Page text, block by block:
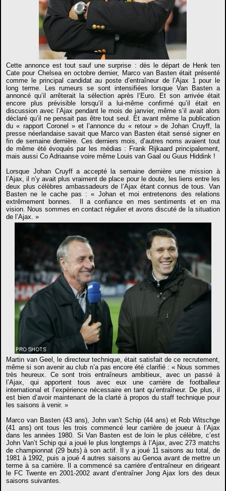
Cette annonce est tout sauf une surprise : dès le départ de Henk ten
Cate pour Chelsea en octobre dernier, Marco van Basten était présenté
comme le principal candidat au poste d’entraîneur de l’Ajax 1 pour le
long terme. Les rumeurs se sont intensifiées lorsque Van Basten a
annoncé qu’il arrêterait la sélection après l’Euro. Et son arrivée était
encore plus prévisible lorsqu’il a lui-même confirmé qu’il était en
discussion avec l’Ajax pendant le mois de janvier, même s’il avait alors
déclaré qu’il ne pensait pas être tout seul. Et avant même la publication
du « rapport Coronel » et l’annonce du « retour » de Johan Cruyff, la
presse néerlandaise savait que Marco van Basten était sensé signer en
fin de semaine dernière. Ces derniers mois, d’autres noms avaient tout
de même été évoqués par les médias : Frank Rijkaard principalement,
mais aussi Co Adriaanse voire même Louis van Gaal ou Guus Hiddink !
Lorsque Johan Cruyff a accepté la semaine dernière une mission à
l’Ajax, il n’y avait plus vraiment de place pour le doute, les liens entre les
deux plus célèbres ambassadeurs de l’Ajax étant connus de tous. Van
Basten ne le cache pas : « Johan et moi entretenons des relations
extrêmement bonnes. Il a confiance en mes sentiments et en ma
vision. Nous sommes en contact régulier et avons discuté de la situation
de l’Ajax. »
Martin van Geel, le directeur technique, était satisfait de ce recrutement,
même si son avenir au club n’a pas encore été clarifié : « Nous sommes
très heureux. Ce sont trois entraîneurs ambitieux, avec un passé à
l’Ajax, qui apportent tous avec eux une carrière de footballeur
international et l’expérience nécessaire en tant qu’entraîneur. De plus, il
est bien d’avoir maintenant de la clarté à propos du staff technique pour
les saisons à venir. »
Marco van Basten (43 ans), John van’t Schip (44 ans) et Rob Witschge
(41 ans) ont tous les trois commencé leur carrière de joueur à l’Ajax
dans les années 1980. Si Van Basten est de loin le plus célèbre, c’est
John Van’t Schip qui a joué le plus longtemps à l’Ajax, avec 273 matchs
de championnat (29 buts) à son actif. Il y a joué 11 saisons au total, de
1981 à 1992, puis a joué 4 autres saisons au Genoa avant de mettre un
terme à sa carrière. Il a commencé sa carrière d’entraîneur en dirigeant
le FC Twente en 2001-2002 avant d’entraîner Jong Ajax lors des deux
saisons suivantes.